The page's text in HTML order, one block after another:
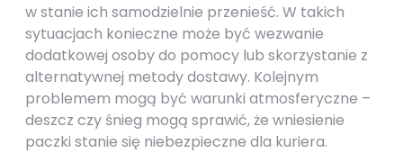
w stanie ich samodzielnie przenieść. W takich
sytuacjach konieczne może być wezwanie
dodatkowej osoby do pomocy lub skorzystanie z
alternatywnej metody dostawy. Kolejnym
problemem mogą być warunki atmosferyczne –
deszcz czy śnieg mogą sprawić, że wniesienie
paczki stanie się niebezpieczne dla kuriera.